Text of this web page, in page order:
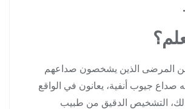
من 80٪ من المرضى الذين يشخصون صداعهم
صداع جيوب أنفية، يعانون في الواقع
التشخيص الدقيق من طبيب